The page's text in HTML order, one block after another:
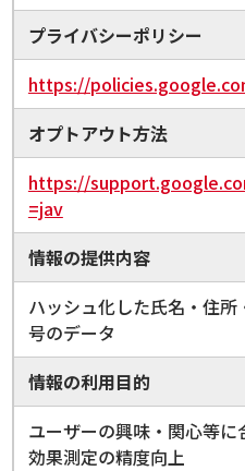
プライバシーポリシー
https://
オプトアウト方法
https://
=jav
情報の提供内容
ハッシュ化した氏名・住
号のデータ
情報の利用目的
ユーザーの興味・関心等
効果測定の精度向上